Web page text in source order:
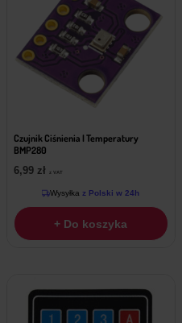
Czujnik Ciśnienia I Temperatury
BMP280
6,99 zł z VAT
Wysyłka z Polski w 24h
+ Do koszyka